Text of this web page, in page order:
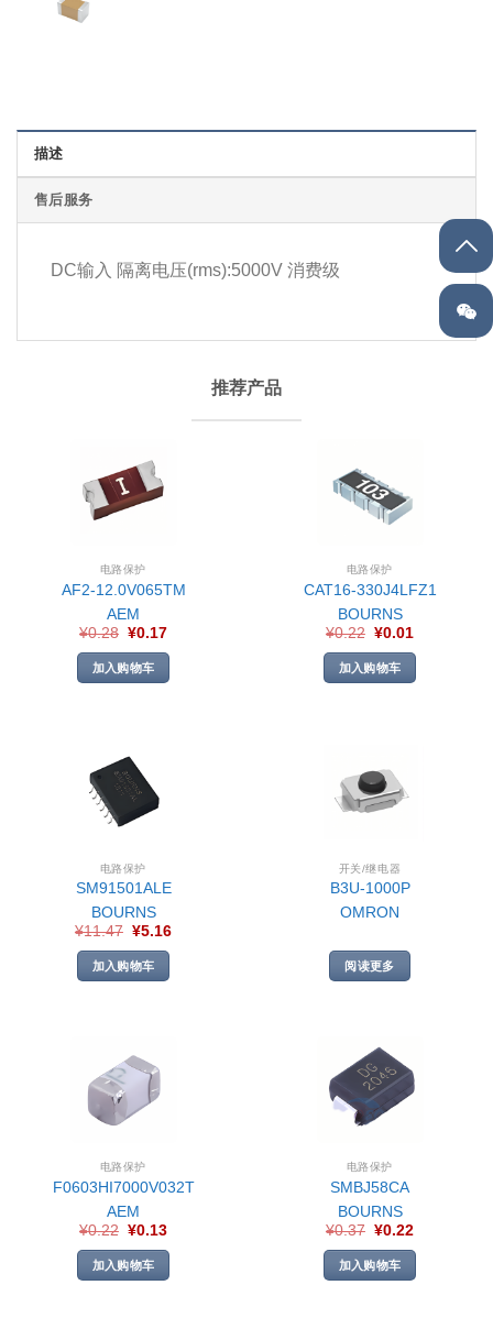
描述
售后服务
DC输入 隔离电压(rms):5000V 消费级
推荐产品
电路保护
AF2-12.0V065TM
AEM
¥0.28 ¥0.17
加入购物车
电路保护
CAT16-330J4LFZ1
BOURNS
¥0.22 ¥0.01
加入购物车
电路保护
SM91501ALE
BOURNS
¥11.47 ¥5.16
加入购物车
开关/继电器
B3U-1000P
OMRON
阅读更多
电路保护
F0603HI7000V032T
AEM
¥0.22 ¥0.13
加入购物车
电路保护
SMBJ58CA
BOURNS
¥0.37 ¥0.22
加入购物车